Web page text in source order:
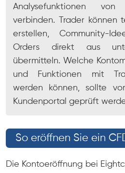
Analysefunktionen
verbinden. Trader können
erstellen, Community-
Orders direkt aus
übermitteln. Welche
und Funktionen mit
werden können, sollte
Kundenportal geprüft
So eröffnen Sie ein
Die Kontoeröffnung bei